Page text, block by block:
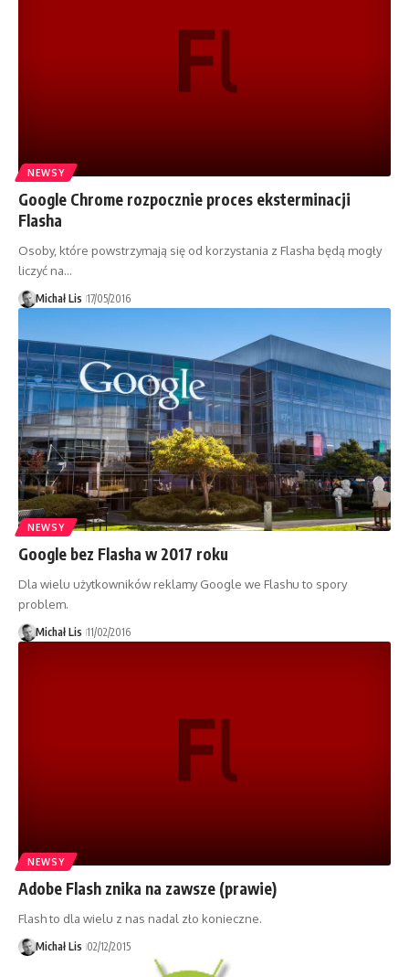
NEWSY
Google Chrome rozpocznie proces eksterminacji
Flasha
Osoby, które powstrzymają się od korzystania z Flasha będą mogły
liczyć na…
Michał Lis 17/05/2016
NEWSY
Google bez Flasha w 2017 roku
Dla wielu użytkowników reklamy Google we Flashu to spory
problem.
Michał Lis 11/02/2016
NEWSY
Adobe Flash znika na zawsze (prawie)
Flash to dla wielu z nas nadal zło konieczne.
Michał Lis 02/12/2015